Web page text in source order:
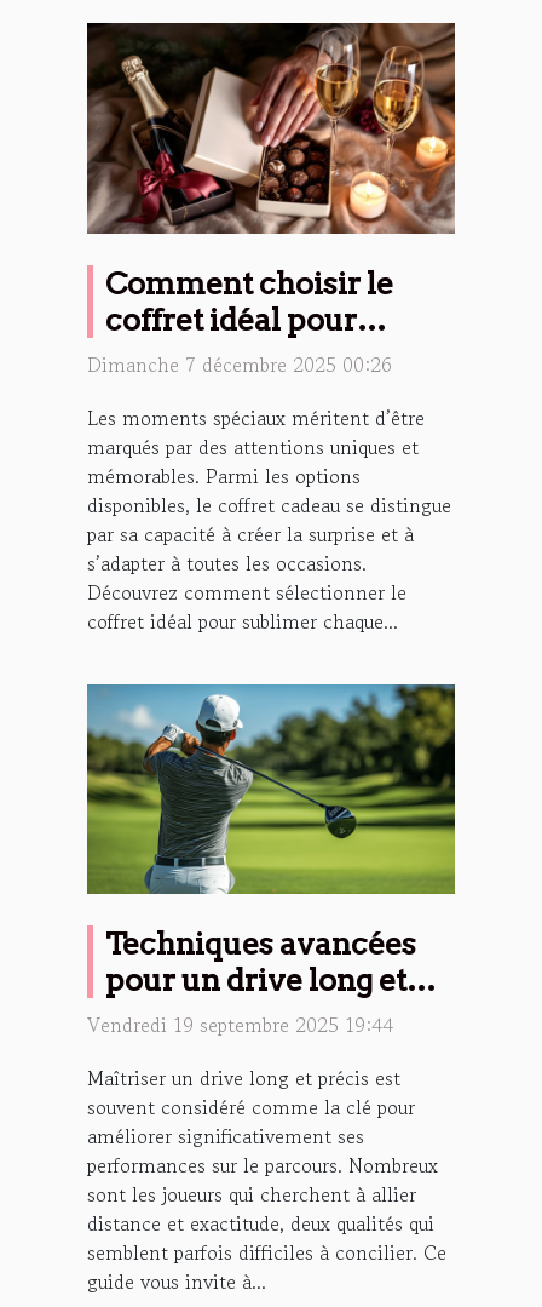
Comment choisir le
coffret idéal pour
célébrer les moments
Dimanche 7 décembre 2025 00:26
Les moments spéciaux méritent d’être
marqués par des attentions uniques et
mémorables. Parmi les options
disponibles, le coffret cadeau se distingue
par sa capacité à créer la surprise et à
s’adapter à toutes les occasions.
Découvrez comment sélectionner le
coffret idéal pour sublimer chaque...
Techniques avancées
pour un drive long et
précis
Vendredi 19 septembre 2025 19:44
Maîtriser un drive long et précis est
souvent considéré comme la clé pour
améliorer significativement ses
performances sur le parcours. Nombreux
sont les joueurs qui cherchent à allier
distance et exactitude, deux qualités qui
semblent parfois difficiles à concilier. Ce
guide vous invite à...